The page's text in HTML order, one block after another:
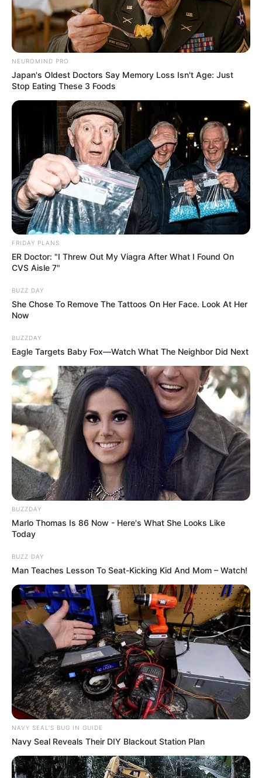
NEUROMIND PRO
Japan's Oldest Doctors Say Memory Loss Isn't Age: Just
Stop Eating These 3 Foods
FRIDAY PLANS
ER Doctor: "I Threw Out My Viagra After What I Found On
CVS Aisle 7"
BUZZ DAY
She Chose To Remove The Tattoos On Her Face. Look At Her
Now
BUZZDAY
Eagle Targets Baby Fox—Watch What The Neighbor Did Next
BUZZDAY
Marlo Thomas Is 86 Now - Here's What She Looks Like
Today
BUZZ DAY
Man Teaches Lesson To Seat-Kicking Kid And Mom – Watch!
NAVY SEAL'S BUG IN GUIDE
Navy Seal Reveals Their DIY Blackout Station Plan